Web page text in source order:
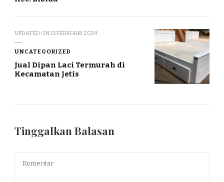
UPDATED ON15 FEBRUARI 2024
UNCATEGORIZED
Jual Dipan Laci Termurah di
Kecamatan Jetis
Tinggalkan Balasan